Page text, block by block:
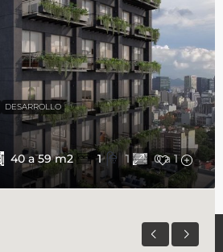
DESARROLLO
40 a 59 m2 1 1 0 a 1